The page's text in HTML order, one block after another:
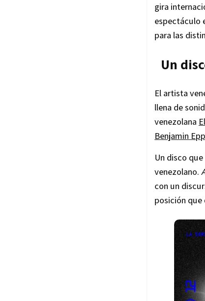
gira
espectáculo
para las
Un
El artista
llena de
venezolana
Benjamin
Un disco
venezolano.
con un
posición que